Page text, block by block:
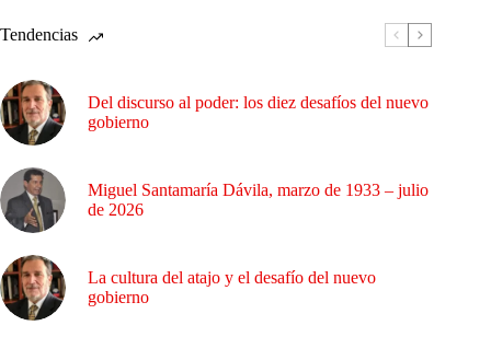
Tendencias
Del discurso al poder: los diez desafíos del nuevo
gobierno
Miguel Santamaría Dávila, marzo de 1933 – julio
de 2026
La cultura del atajo y el desafío del nuevo
gobierno